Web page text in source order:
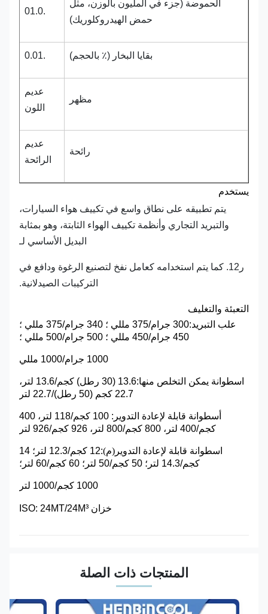
الحموضة (جزء في المليون بالوزن، مثل
حمض الهيدروكلوريك)
بقايا البخار (٪ بالحجم)
مظهر
رائحة
الرائحة
يستخدم
يتم تطبيقه على نطاق واسع في تكييف هواء السيارات،
والتبريد التجاري وأنظمة تكييف الهواء الثابتة، وهو بمثابة
البديل الأساسي لـ
ر12. كما يتم استخدامه كعامل نفخ لتصنيع الرغوة ودافع في
التركيبات الصيدلانية.
التعبئة والتغليف
علب التبريد:
300 جرام/375 مللي ؛ 340 جرام/375 مللي ؛
1000 جرام/1000 مللي
اسطوانة يمكن التخلص منها:
13.6 (30 رطل) كجم/13.6 لتر،
أسطوانة قابلة لإعادة التدوير: 100 كجم/118 لتر، 400
كجم/400 لتر، 800 كجم/800 لتر، 926 كجم/926 لتر
اسطوانة قابلة لإعادة التدوير(م)
:12 كجم/12.3 لتر؛ 14
كجم/14.3 لتر؛ 50 كجم/50 لتر؛ 60 كجم/60 لتر؛
1000 كجم/1000 لتر
خزان ISO: 24MT/24M³
المنتجات ذات الصلة